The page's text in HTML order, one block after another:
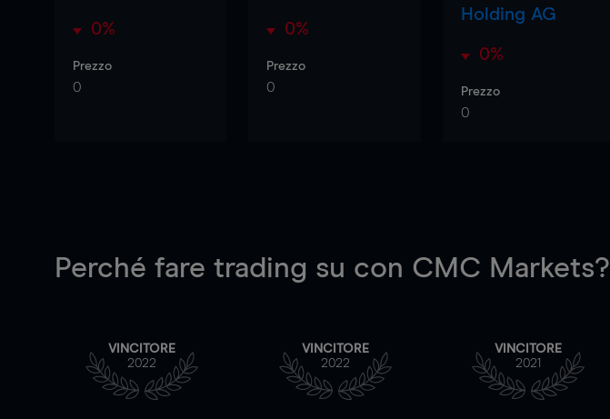
0%
Prezzo
0
0%
Prezzo
0
Holding AG
0%
Prezzo
0
Perché fare trading su con CMC Markets?
VINCITORE
2022
VINCITORE
2022
VINCITORE
2021